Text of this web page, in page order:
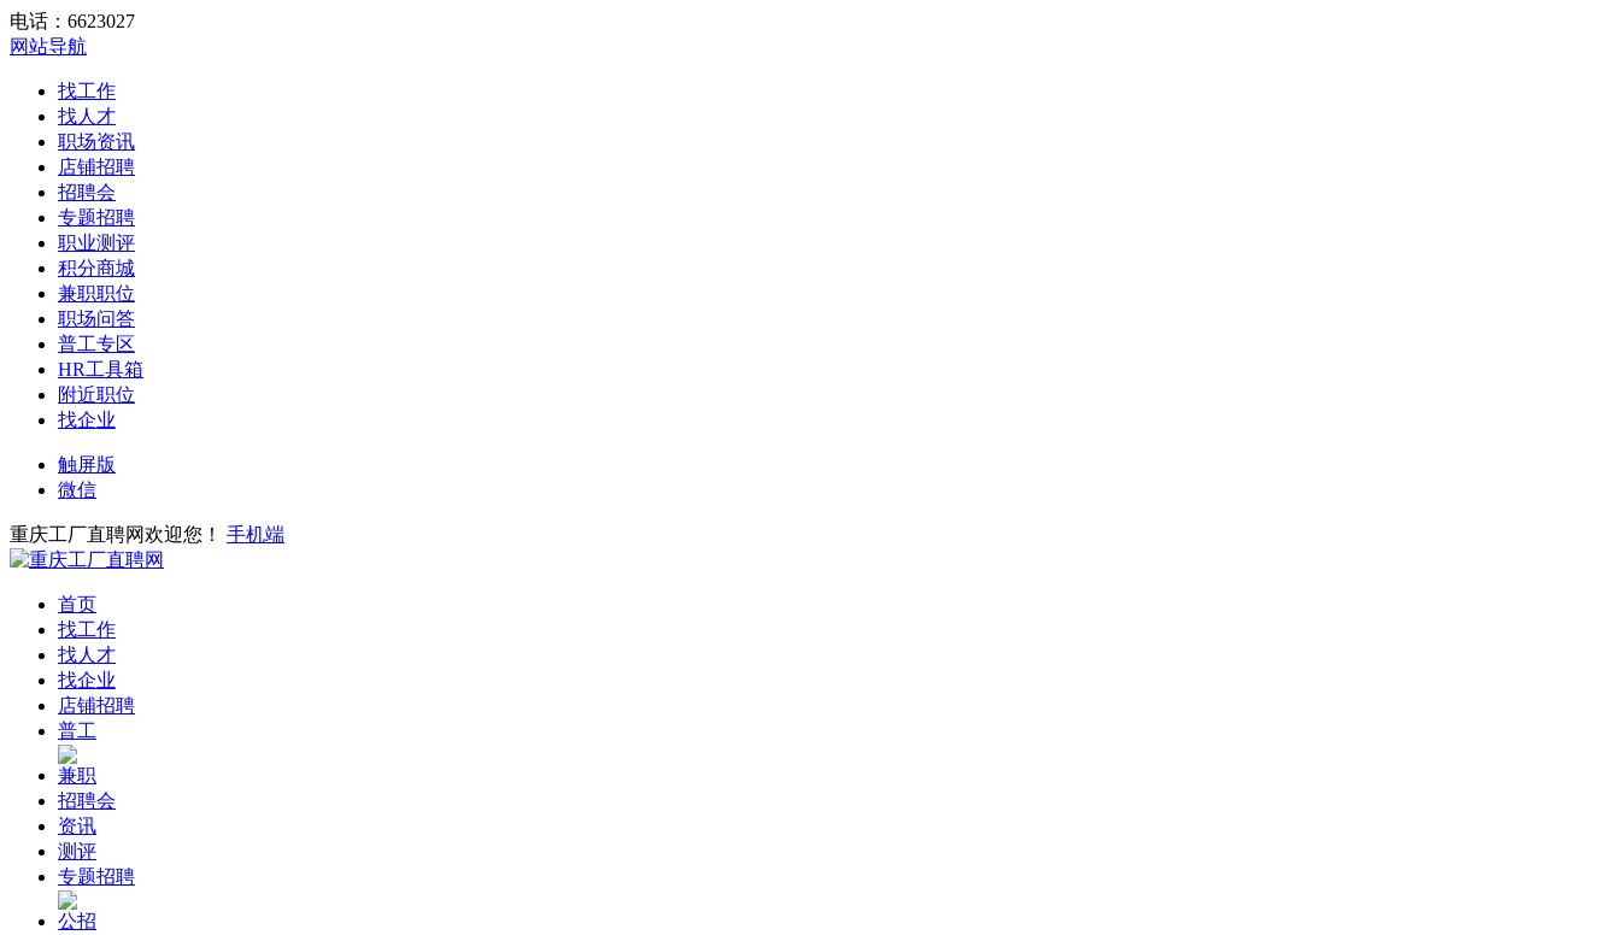
电话：6623027
网站导航
找工作
找人才
职场资讯
店铺招聘
招聘会
专题招聘
职业测评
积分商城
兼职职位
职场问答
普工专区
HR工具箱
附近职位
找企业
触屏版
微信
重庆工厂直聘网欢迎您！ 手机端
首页
找工作
找人才
找企业
店铺招聘
普工
兼职
招聘会
资讯
测评
专题招聘
公招